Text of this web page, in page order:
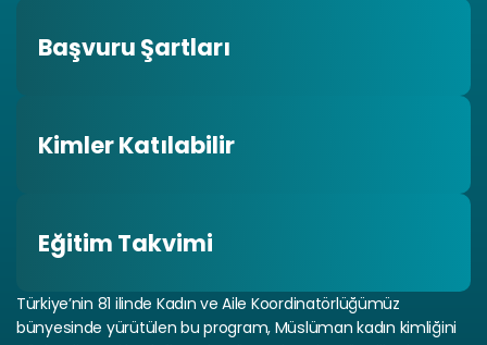
Başvuru Şartları
Kimler Katılabilir
Eğitim Takvimi
Türkiye’nin 81 ilinde Kadın ve Aile Koordinatörlüğümüz
bünyesinde yürütülen bu program, Müslüman kadın kimliğini